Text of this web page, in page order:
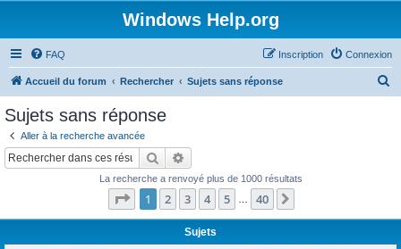
Windows Help.org
FAQ Connexion
Inscription
Accueil du forum Rechercher Sujets sans réponse
Sujets sans réponse
Aller à la recherche avancée
Rechercher
La recherche a renvoyé plus de 1000 résultats
Page 1sur40
1 2 3 4 5 40
Sujets